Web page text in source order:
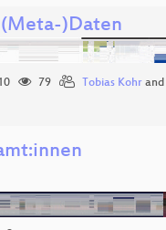
)Daten
79 Tobias Kohrand